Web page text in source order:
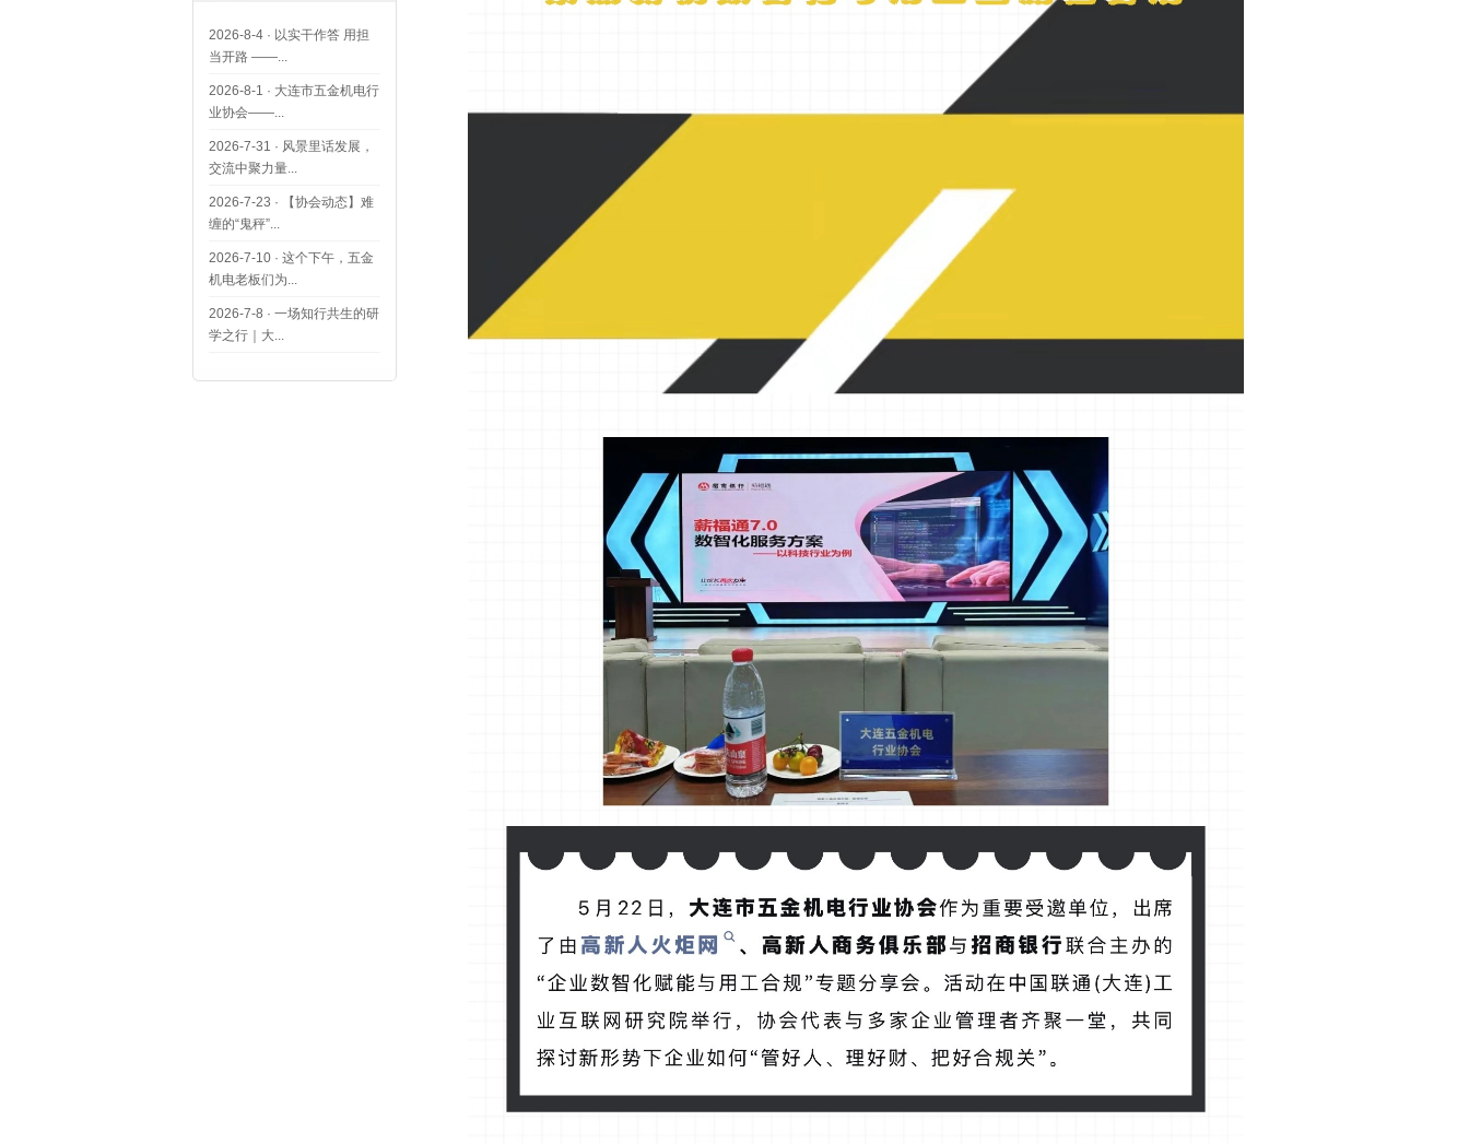
2026-8-4 · 以实干作答 用担
当开路 ——...
2026-8-1 · 大连市五金机电行
业协会——...
2026-7-31 · 风景里话发展，
交流中聚力量...
2026-7-23 ·
【协会动态】难
缠的“鬼秤”...
2026-7-10 · 这个下午，五金
机电老板们为...
2026-7-8 · 一场知行共生的研
学之行｜大...